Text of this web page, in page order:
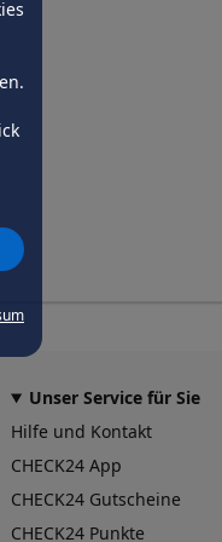
Unser Service für Sie
Hilfe und Kontakt
CHECK24 App
CHECK24 Gutscheine
CHECK24 Punkte